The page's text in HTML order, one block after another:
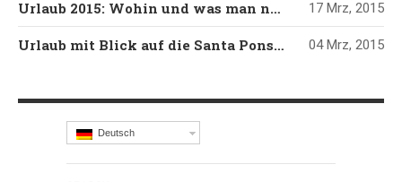
Urlaub 2015: Wohin und was man nicht versäumen darf…Mallorca 17 Mrz, 2015
Urlaub mit Blick auf die Santa Ponsa Bucht 04 Mrz, 2015
Deutsch